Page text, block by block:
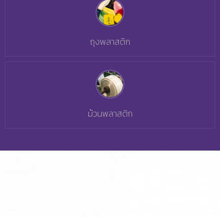
ถุงพลาสติก
ม้วนพลาสติก